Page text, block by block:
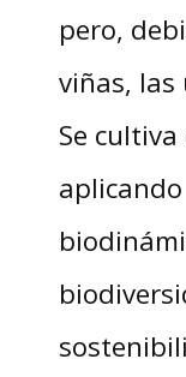
pero,
viñas, las
Se